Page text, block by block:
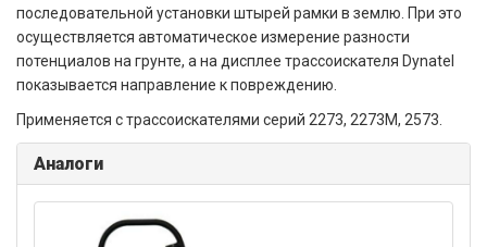
последовательной установки штырей рамки в землю. При это
осуществляется автоматическое измерение разности
потенциалов на грунте, а на дисплее трассоискателя Dynatel
показывается направление к повреждению.
Применяется с трассоискателями серий 2273, 2273M, 2573.
Аналоги